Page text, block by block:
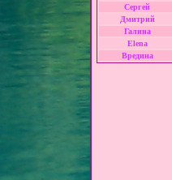
Сергей
Дмитрий
Галина
Elena
Вредина